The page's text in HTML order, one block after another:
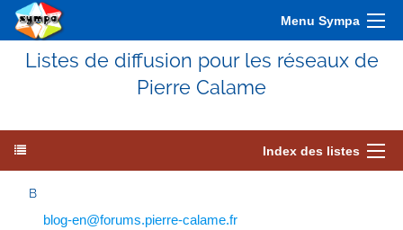
Menu Sympa
Listes de diffusion pour les réseaux de
Pierre Calame
Index des listes
B
blog-en@forums.pierre-calame.fr